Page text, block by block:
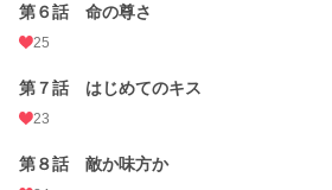
第６話 命の尊さ
25
第７話 はじめてのキス
23
第８話 敵か味方か